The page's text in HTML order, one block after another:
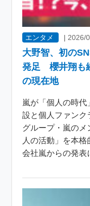
エンタメ | 2026/
大野智、初の
発足 櫻井翔も
の現在地
嵐が「個人の時
設と個人ファンク
グループ・嵐のメ
人の活動」を本
会社嵐からの発